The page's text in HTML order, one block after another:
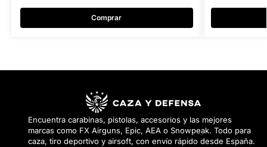
Comprar
Encuentra carabinas, pistolas, accesorios y las mejores
marcas como FX Airguns, Epic, AEA o Snowpeak. Todo para
caza, tiro deportivo y airsoft, con envío rápido desde España.